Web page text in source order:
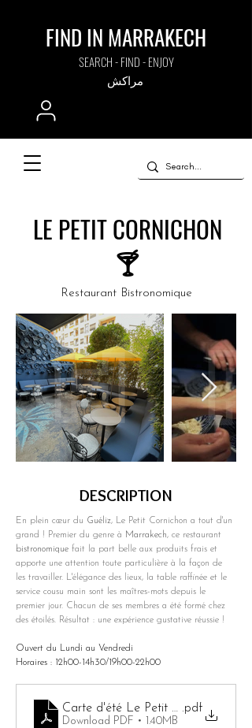
FIND IN MARRAKECH
SEARCH - FIND - ENJOY
مراكش
LE PETIT CORNICHON
🍸
Restaurant Bistronomique
DESCRIPTION
En plein cœur du Guéliz, Le Petit Cornichon a tout d'un
grand ! Premier du genre à Marrakech, ce restaurant
bistronomique fait la part belle aux produits frais et
apporte une attention toute particulière à la façon de
les travailler. L'élégance des lieux, la table raffinée et le
service cousu main sont les maîtres-mots depuis le
premier jour. Chacun de ses membres a été formé chez
des étoilés. Résultat : une expérience gustative réussie !
Ouvert du Lundi au Vendredi
Horaires : 12h00-14h30/19h00-22h00
Carte d'été Le Petit Cornichon
.pdf
Download PDF • 1.40MB